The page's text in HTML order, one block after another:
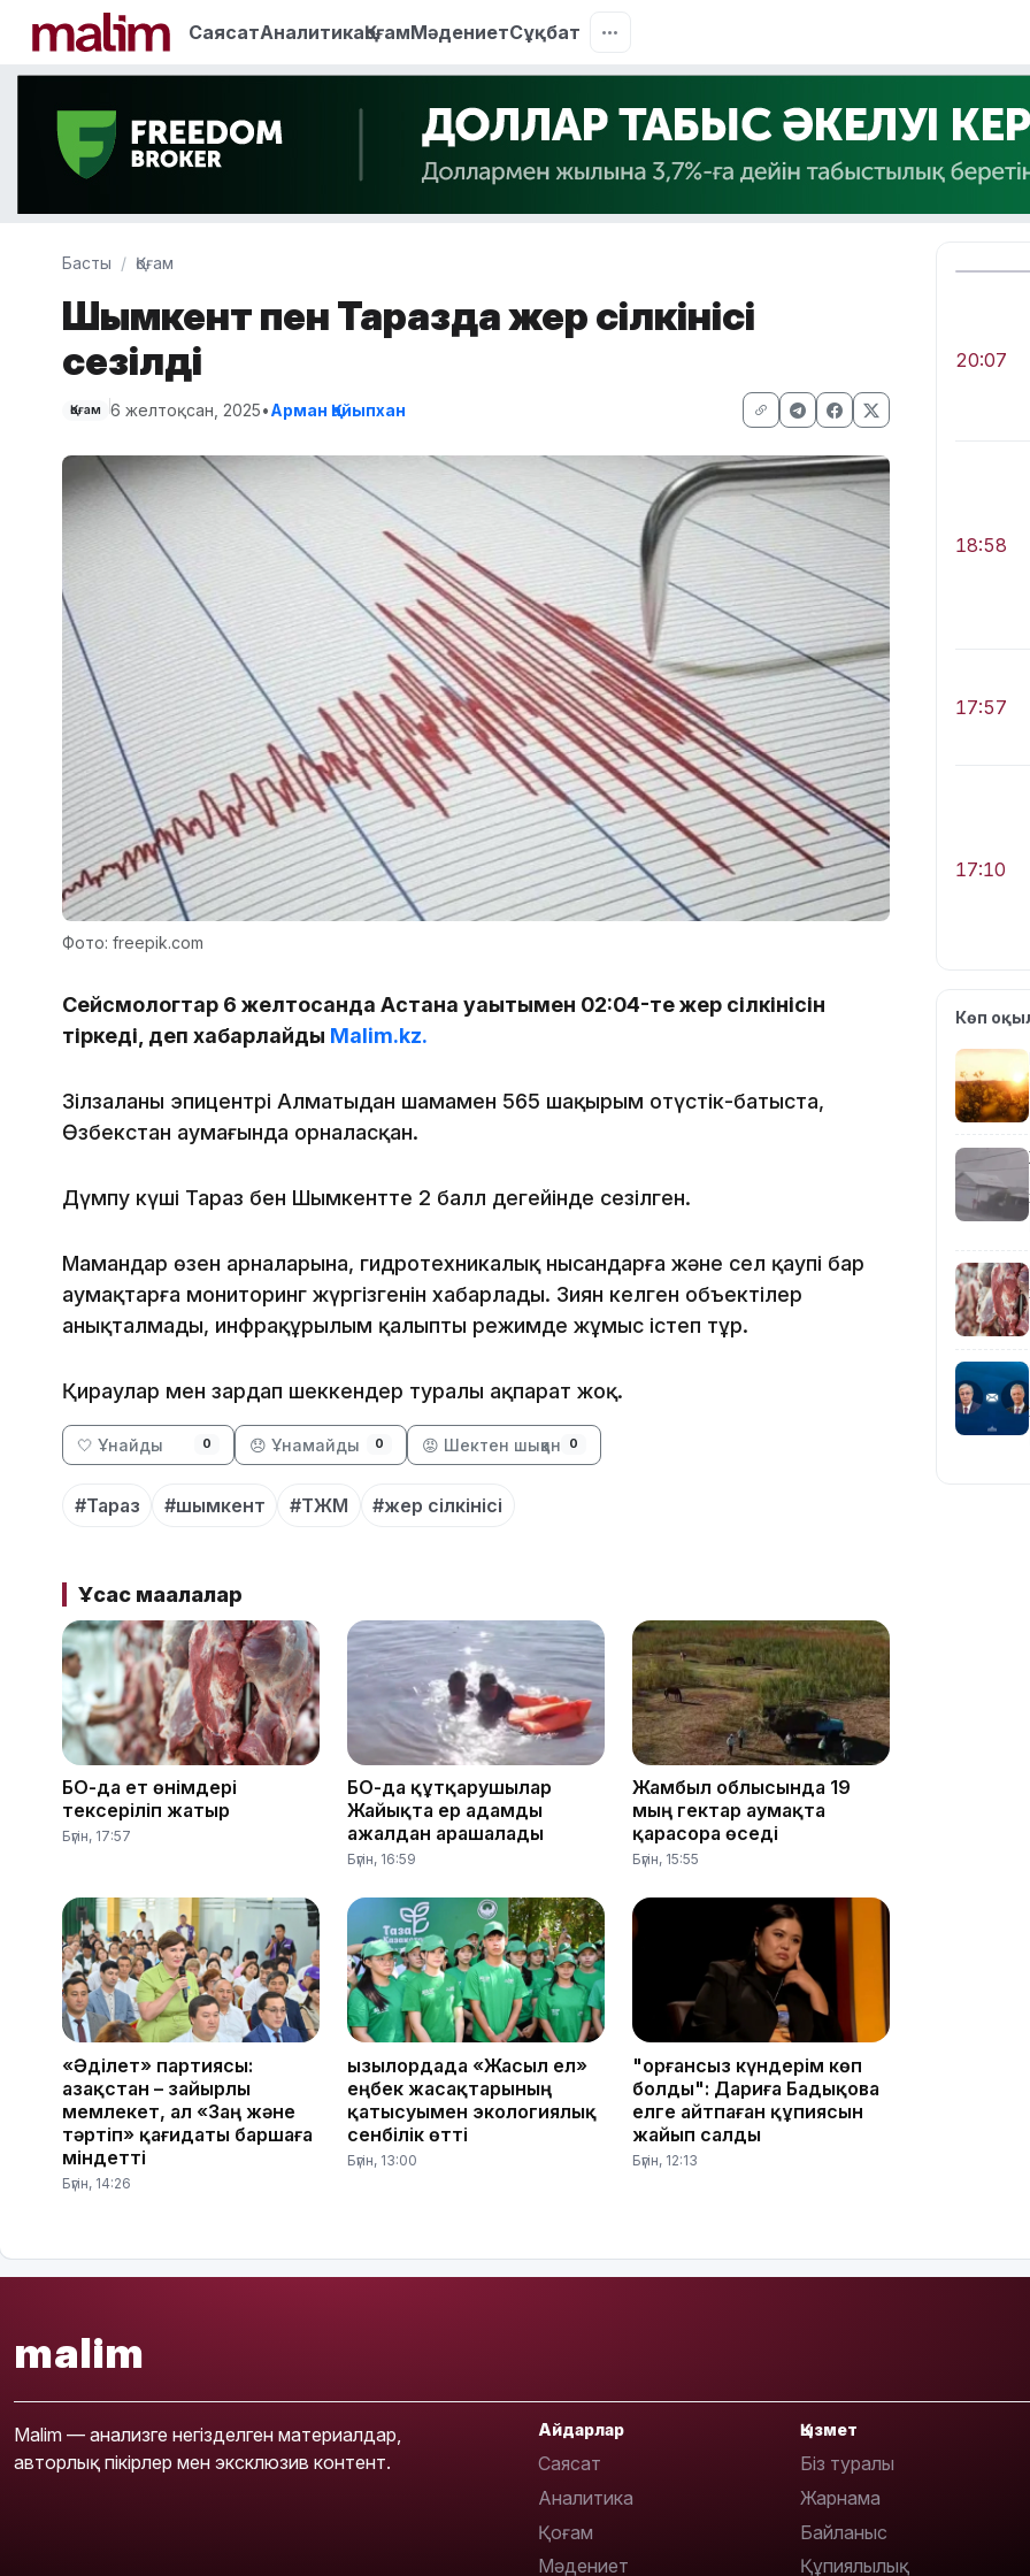
СаясатАналитикаҚоғамМәдениетСұқбат
Басты Қоғам
Шымкент пен Таразда жер сілкінісі
сезілді
Қоғам 6 желтоқсан, 2025•Арман Қайыпхан
Фото: freepik.com
Сейсмологтар 6 желтоқсанда Астана уақытымен 02:04-те жер сілкінісін
тіркеді, деп хабарлайды Malim.kz.
Зілзаланың эпицентрі Алматыдан шамамен 565 шақырым оңтүстік-батыста,
Өзбекстан аумағында орналасқан.
Дүмпу күші Тараз бен Шымкентте 2 балл деңгейінде сезілген.
Мамандар өзен арналарына, гидротехникалық нысандарға және сел қаупі бар
аумақтарға мониторинг жүргізгенін хабарлады. Зиян келген объектілер
анықталмады, инфрақұрылым қалыпты режимде жұмыс істеп тұр.
Қираулар мен зардап шеккендер туралы ақпарат жоқ.
🤍 Ұнайды 0 😞 Ұнамайды 0 😡 Шектен шыққан 0
#Тараз #шымкент #ТЖМ #жер сілкінісі
Ұқсас мақалалар
БҚО-да ет өнімдері
тексеріліп жатыр
Бүгін, 17:57
БҚО-да құтқарушылар
Жайықта ер адамды
ажалдан арашалады
Бүгін, 16:59
Жамбыл облысында 19
мың гектар аумақта
қарасора өседі
Бүгін, 15:55
«Әділет» партиясы:
Қазақстан – зайырлы
мемлекет, ал «Заң және
тәртіп» қағидаты баршаға
міндетті
Бүгін, 14:26
Қызылордада «Жасыл ел»
еңбек жасақтарының
қатысуымен экологиялық
сенбілік өтті
Бүгін, 13:00
"Қорғансыз күндерім көп
болды": Дариға Бадықова
елге айтпаған құпиясын
жайып салды
Бүгін, 12:13
20:07
18:58
17:57
17:10
16:59
15:55
Көп
malim
Malim — анализге негізделген материалдар,
авторлық пікірлер мен эксклюзив контент.
Айдарлар
Саясат
Аналитика
Қоғам
Мәдениет
Қызмет
Біз туралы
Жарнама
Байланыс
Құпиялылық